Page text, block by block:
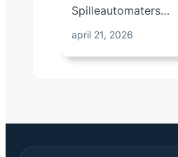
Spilleautomaters…
april 21, 2026